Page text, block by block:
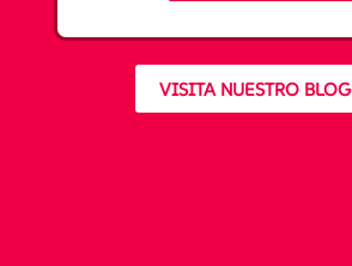
Honne
Tatemae
¿Los
VISITA NUESTRO BLOG